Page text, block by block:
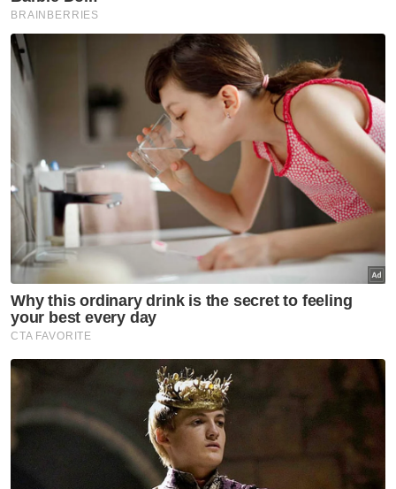
Gambar fail
Baca juga:Luahan bapa Zayn Rayyan di mahkamah.
'Saya dianiaya, ini semua fitnah'
Baca juga:Bekas Timbalan Pendakwa Raya kini
dilantik peguam baharu, usaha jumpa ibu bapa Zayn
Rayyan
Baca juga:Atas sebab tertentu, peguam ibu bapa
Zayn Rayyan tarik diri. 'Saya doakan kes ini berjalan